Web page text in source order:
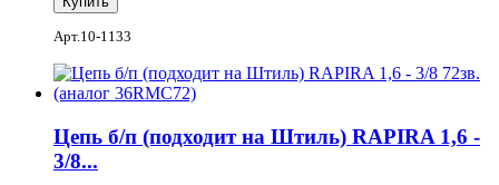
Арт.10-1133
Цепь б/п (подходит на Штиль) RAPIRA 1,6 -
3/8...